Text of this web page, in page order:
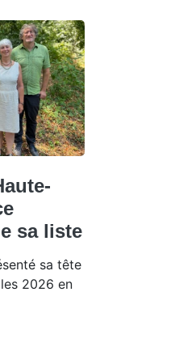
sa liste
sa tête
2026 en